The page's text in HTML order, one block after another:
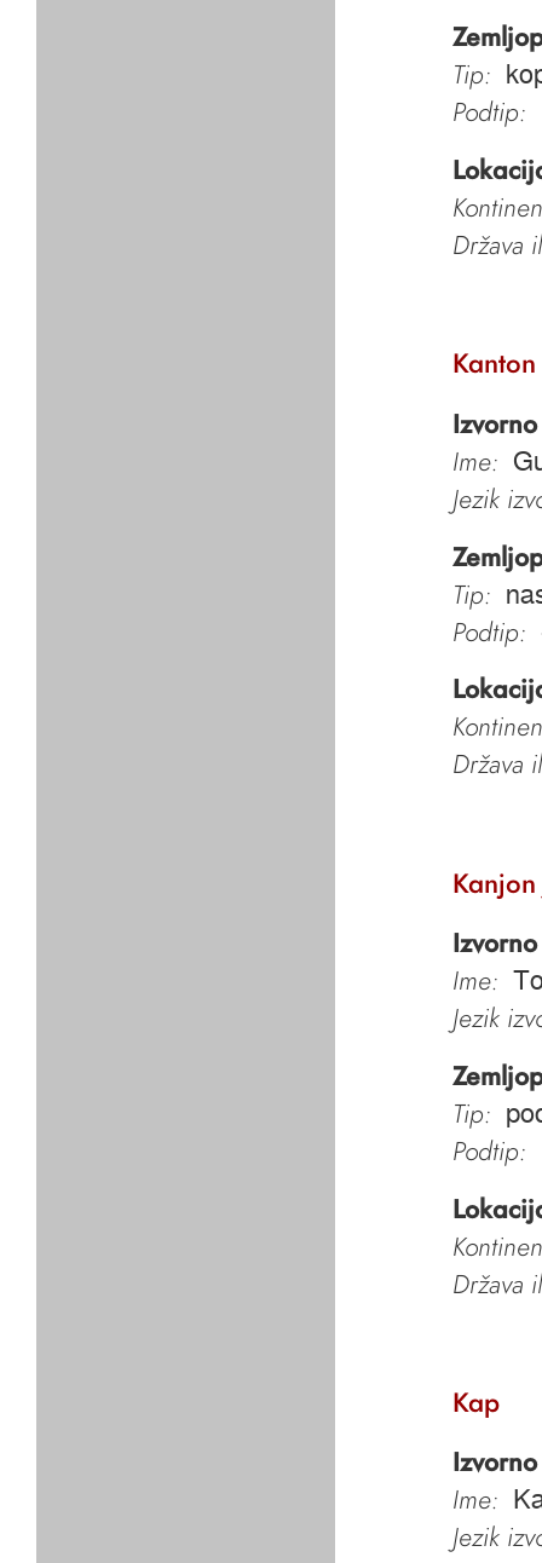
Tip:
Podtip:
Država
Kanton
Ime:
Jezik
Tip:
Podtip:
Država
Ime:
Jezik
Tip:
Podtip:
Država
Kap
Ime:
Jezik